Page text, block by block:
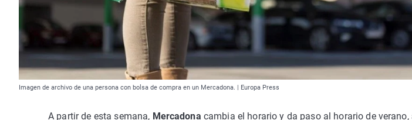
Imagen de archivo de una persona con bolsa de compra en un Mercadona. | Europa Press
A partir de esta semana, Mercadona cambia el horario y da paso al horario de